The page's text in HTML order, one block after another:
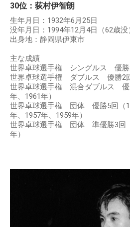
30位：荻村伊智朗
生年月日：1932年6月25日
没年月日：1994年12月4日（62歳没
出身地：静岡県伊東市
主な成績
世界卓球選手権 シングルス 優勝2
世界卓球選手権 ダブルス 優勝2回
世界卓球選手権 混合ダブルス 優
年、1961年）
世界卓球選手権 団体 優勝5回（
年、1957年、1959年）
世界卓球選手権 団体 準優勝3回
年）